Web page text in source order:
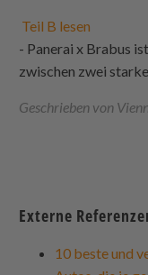
Teil B lesen
- Panerai x Brabus
zwischen zwei
Geschrieben von
Externe
10 beste und